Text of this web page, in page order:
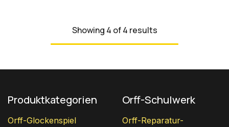
Showing 4 of 4 results
Produktkategorien
Orff-Glockenspiel
Orff-Schulwerk
Orff-Reparatur-